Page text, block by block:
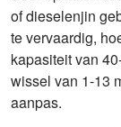
of dieselenjin
te vervaardig,
kapasiteit van
wissel van 1-13
aanpas.